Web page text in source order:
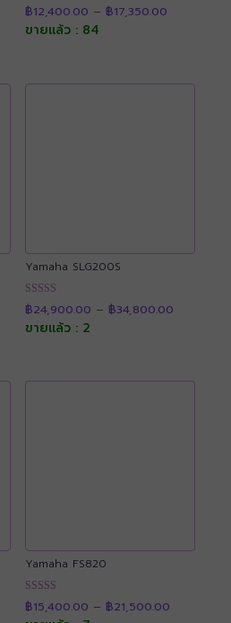
ให้คะแนน
4.89
ตั้งแต่ 1-5
฿12,400.00 – ฿17,350.00range:
ขายแล้ว : 84
Yamaha SLG200S
ให้คะแนน
4.89
ตั้งแต่ 1-5
฿24,900.00 – ฿34,800.00range:
ขายแล้ว : 2
Yamaha FS820
ให้คะแนน
4.92
฿15,400.00 – ฿21,500.00range: